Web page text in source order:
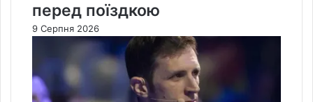
перед поїздкою
9 Серпня 2026